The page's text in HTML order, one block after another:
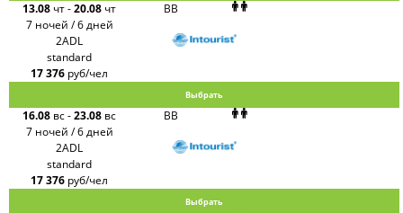
13.08 чт-20.08 чт
7 ночей / 6 дней
BB
2ADL
standard
17 376 руб/чел
Выбрать
16.08 вс-23.08 вс
7 ночей / 6 дней
BB
2ADL
standard
17 376 руб/чел
Выбрать